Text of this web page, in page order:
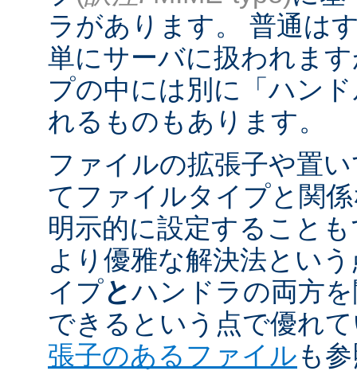
ラがあります。 普通は
単にサーバに扱われま
プの中には別に「ハン
れるものもあります。
ファイルの拡張子や置
てファイルタイプと関
明示的に設定すること
より優雅な解決法とい
イプとハンドラの両方
できるという点で優れ
張子のあるファイルも